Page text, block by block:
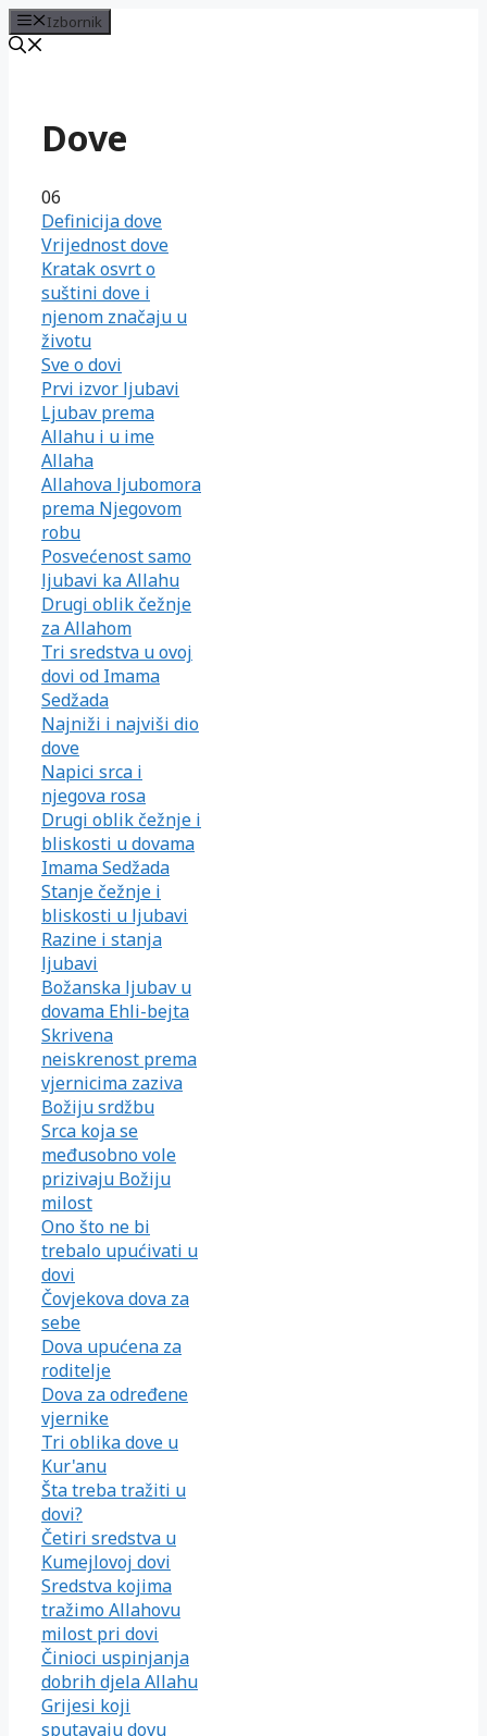
Izbornik
Dove
06
Definicija dove
Vrijednost dove
Kratak osvrt o
suštini dove i
njenom značaju u
životu
Sve o dovi
Prvi izvor ljubavi
Ljubav prema
Allahu i u ime
Allaha
Allahova ljubomora
prema Njegovom
robu
Posvećenost samo
ljubavi ka Allahu
Drugi oblik čežnje
za Allahom
Tri sredstva u ovoj
dovi od Imama
Sedžada
Najniži i najviši dio
dove
Napici srca i
njegova rosa
Drugi oblik čežnje i
bliskosti u dovama
Imama Sedžada
Stanje čežnje i
bliskosti u ljubavi
Razine i stanja
ljubavi
Božanska ljubav u
dovama Ehli-bejta
Skrivena
neiskrenost prema
vjernicima zaziva
Božiju srdžbu
Srca koja se
međusobno vole
prizivaju Božiju
milost
Ono što ne bi
trebalo upućivati u
dovi
Čovjekova dova za
sebe
Dova upućena za
roditelje
Dova za određene
vjernike
Tri oblika dove u
Kur'anu
Šta treba tražiti u
dovi?
Četiri sredstva u
Kumejlovoj dovi
Sredstva kojima
tražimo Allahovu
milost pri dovi
Činioci uspinjanja
dobrih djela Allahu
Grijesi koji
sputavaju dovu